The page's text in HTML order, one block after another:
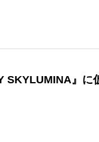
SKYLUMINA』に